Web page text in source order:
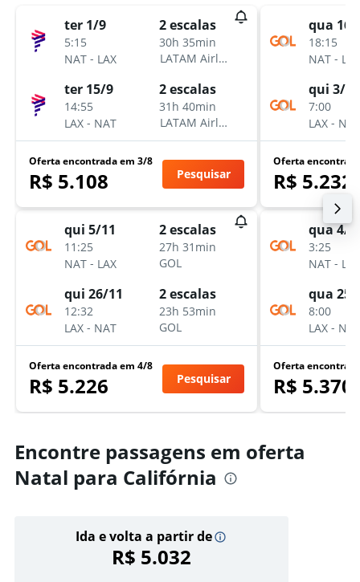
ter 1/9
5:15
NAT - LAX
2 escalas
30h 35min
LATAM Airlines
ter 15/9
14:55
LAX - NAT
2 escalas
31h 40min
LATAM Airlines
Oferta encontrada em 3/8
R$ 5.108 Pesquisar
qui 5/11
11:25
NAT - LAX
2 escalas
27h 31min
GOL
qui 26/11
12:32
LAX - NAT
2 escalas
23h 53min
GOL
Oferta encontrada em 4/8
R$ 5.226 Pesquisar
qua 16/
18:15
NAT - LAX
qui 3/12
7:00
LAX - NAT
Oferta
R$ 5.232
qua 4/
3:25
NAT - LAX
qua 25/
8:00
LAX - NAT
Oferta
R$ 5.370
Encontre passagens em oferta
Natal para Califórnia
Ida e volta a partir de
R$ 5.032